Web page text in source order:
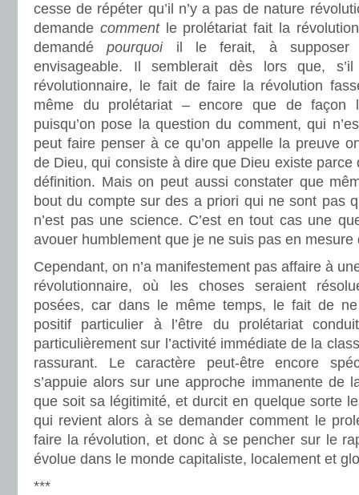
cesse de répéter qu’il n’y a pas de nature
demande commentle prolétariat fait la
demandépourquoiil le ferait, à supposer
envisageable. Il semblerait dès lors que,
révolutionnaire, le fait de faire la révolution
même du prolétariat – encore que de façon
puisqu’on pose la question du comment, qui
peut faire penser à ce qu’on appelle la preuve
de Dieu, qui consiste à dire que Dieu existe
définition. Mais on peut aussi constater que
bout du compte sur des a priori qui ne sont pas
n’est pas une science. C’est en tout cas une
avouer humblement que je ne suis pas en mesure
Cependant, on n’a manifestement pas affaire à
révolutionnaire, où les choses seraient
posées, car dans le même temps, le fait de
positif particulier à l’être du prolétariat
particulièrement sur l’activité immédiate de la
rassurant. Le caractère peut-être encore
s’appuie alors sur une approche immanente de
que soit sa légitimité, et durcit en quelque sorte
qui revient alors à se demander comment le
faire la révolution, et donc à se pencher sur le
évolue dans le monde capitaliste, localement et
***